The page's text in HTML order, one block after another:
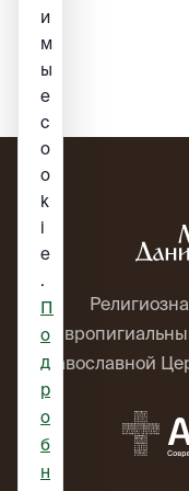
Православной
и
м
ы
е
c
o
o
k
i
e
.
П
о
д
р
о
б
н